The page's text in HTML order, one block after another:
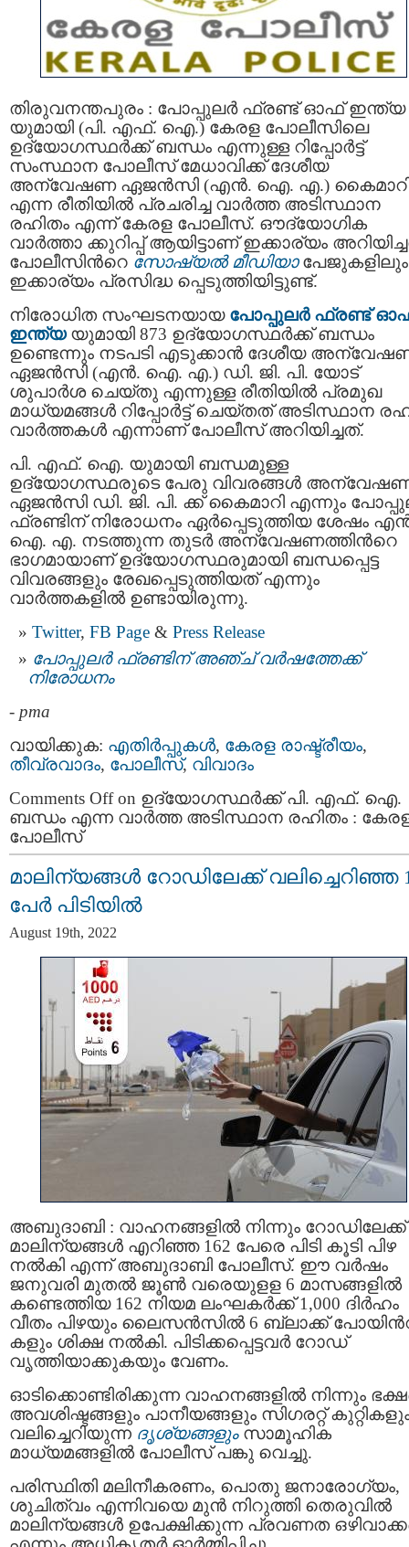
തിരുവനന്തപുരം : പോപ്പുലർ ഫ്രണ്ട് ഓഫ് ഇന്ത്യ
യുമായി (പി. എഫ്. ഐ.) കേരള പോലീസിലെ
ഉദ്യോഗസ്ഥര്‍ക്ക് ബന്ധം എന്നുള്ള റിപ്പോർട്ട്
സംസ്ഥാന പോലീസ് മേധാവിക്ക് ദേശീയ
അന്വേഷണ ഏജന്‍സി (എന്‍. ഐ. എ.)
എന്ന രീതിയിൽ പ്രചരിച്ച വാർത്ത അടിസ്ഥാന
രഹിതം എന്ന് കേരള പോലീസ്. ഔദ്യോഗിക
വാര്‍ത്താ ക്കുറിപ്പ് ആയിട്ടാണ് ഇക്കാര്യം
പോലീസിന്‍റെ സോഷ്യല്‍ മീഡിയാപേജുകളിലും
ഇക്കാര്യം പ്രസിദ്ധ പ്പെടുത്തിയിട്ടുണ്ട്.
നിരോധിത സംഘടനയായ പോപ്പുലർ ഫ്രണ്ട്
ഇന്ത്യയുമായി 873 ഉദ്യോഗസ്ഥര്‍ക്ക് ബന്ധം
ഉണ്ടെന്നും നടപടി എടുക്കാൻ ദേശീയ
ഏജന്‍സി (എന്‍. ഐ. എ.) ഡി. ജി. പി. യോട്
ശുപാർശ ചെയ്തു എന്നുള്ള രീതിയില്‍ പ്രമുഖ
മാധ്യമങ്ങള്‍ റിപ്പോര്‍ട്ട് ചെയ്തത് അടിസ്ഥാന
വാര്‍ത്തകള്‍ എന്നാണ് പോലീസ് അറിയിച്ചത്.
പി. എഫ്. ഐ. യുമായി ബന്ധമുള്ള
ഉദ്യോഗസ്ഥരുടെ പേരു വിവരങ്ങള്‍
ഏജന്‍സി ഡി. ജി. പി. ക്ക് കൈമാറി എന്നും
ഫ്രണ്ടിന് നിരോധനം ഏര്‍പ്പെടുത്തിയ ശേഷം
ഐ. എ. നടത്തുന്ന തുടര്‍ അന്വേഷണത്തിന്‍റെ
ഭാഗമായാണ് ഉദ്യോഗസ്ഥരുമായി ബന്ധപ്പെട്ട
വിവരങ്ങളും രേഖപ്പെടുത്തിയത് എന്നും
വാർത്തകളില്‍ ഉണ്ടായിരുന്നു.
Twitter, FB Page & Press Release
പോപ്പുലര്‍ ഫ്രണ്ടിന് അഞ്ച് വര്‍ഷത്തേക്ക്
നിരോധനം
- pma
വായിക്കുക: എതിര്‍പ്പുകള്‍, കേരള രാഷ്ട്രീയം,
തീവ്രവാദം, പോലീസ്, വിവാദം
Comments Offon ഉദ്യോഗസ്ഥര്‍ക്ക് പി. എഫ്. ഐ.
ബന്ധം എന്ന വാർത്ത അടിസ്ഥാന രഹിതം :
പോലീസ്
മാലിന്യങ്ങൾ റോഡിലേക്ക് വലിച്ചെറിഞ്ഞ
പേർ പിടിയിൽ
August 19th, 2022
അബുദാബി : വാഹനങ്ങളിൽ നിന്നും റോഡിലേക്ക്
മാലിന്യങ്ങൾ എറിഞ്ഞ 162 പേരെ പിടി കൂടി പിഴ
നല്‍കി എന്ന് അബുദാബി പോലീസ്. ഈ വർഷം
ജനുവരി മുതല്‍ ജൂണ്‍ വരെയുളള 6 മാസങ്ങളില്‍
കണ്ടെത്തിയ 162 നിയമ ലംഘകര്‍ക്ക് 1,000 ദിർഹം
വീതം പിഴയും ലൈസൻസിൽ 6 ബ്ലാക്ക്
കളും ശിക്ഷ നല്‍കി. പിടിക്കപ്പെട്ടവർ റോഡ്
വൃത്തിയാക്കുകയും വേണം.
ഓടിക്കൊണ്ടിരിക്കുന്ന വാഹനങ്ങളിൽ നിന്നും
അവശിഷ്ടങ്ങളും പാനീയങ്ങളും സിഗരറ്റ്
വലിച്ചെറിയുന്ന ദൃശ്യങ്ങളുംസാമൂഹിക
മാധ്യമങ്ങളില്‍ പോലീസ് പങ്കു വെച്ചു.
പരിസ്ഥിതി മലിനീകരണം, പൊതു ജനാരോഗ്യം,
ശുചിത്വം എന്നിവയെ മുന്‍ നിറുത്തി തെരുവില്‍
മാലിന്യങ്ങള്‍ ഉപേക്ഷിക്കുന്ന പ്രവണത